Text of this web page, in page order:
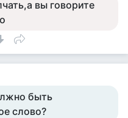
вы говорите
быть
слово?